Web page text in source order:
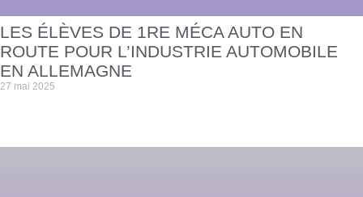
LES ÉLÈVES DE 1RE MÉCA AUTO EN
ROUTE POUR L’INDUSTRIE AUTOMOBILE
EN ALLEMAGNE
27 mai 2025